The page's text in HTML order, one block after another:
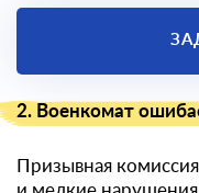
2. Военкомат
Призывная